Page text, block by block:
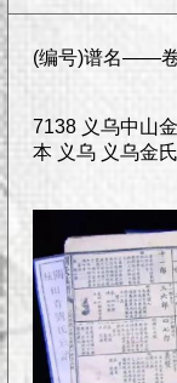
(编号)谱名——
7138 义乌中山
本 义乌 义乌金氏